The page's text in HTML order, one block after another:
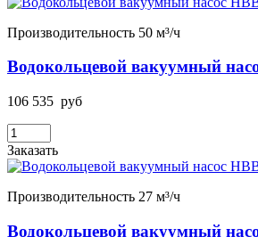
Производительность 50 м³/ч
Водокольцевой вакуумный
106 535 руб
Заказать
Производительность 27 м³/ч
Водокольцевой вакуумный